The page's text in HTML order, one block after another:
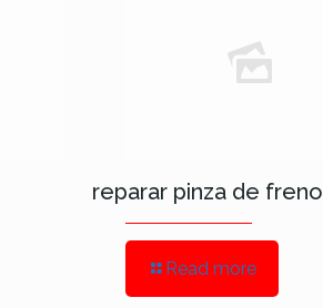
reparar pinza de freno
Read more